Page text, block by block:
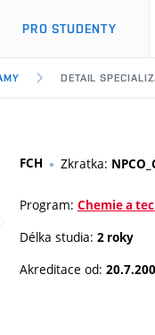
PRO STUDENTY
DETAIL
FCH Zkratka:
Program: Chemie a
Délka studia: 2 roky
Akreditace od: